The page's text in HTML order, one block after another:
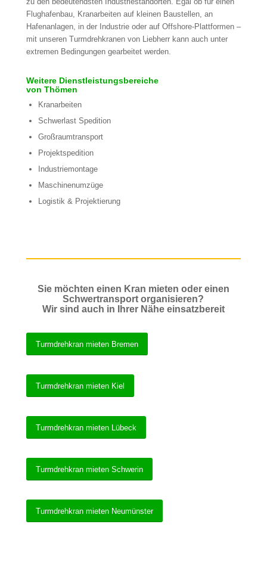
Flughafenbau, Kranarbeiten auf kleinen Baustellen, an
Hafenanlagen, in der Industrie oder auf Offshore-Plattformen –
mit unseren Turmdrehkranen von Liebherr kann auch unter
extremen Bedingungen gearbeitet werden.
Weitere Dienstleistungsbereiche
von Thömen
Kranarbeiten
Schwerlast Spedition
Großraumtransport
Projektspedition
Industriemontage
Maschinenumzüge
Logistik & Projektierung
Sie möchten einen Kran mieten oder einen
Schwertransport organisieren?
Wir sind auch in Ihrer Nähe einsatzbereit
Turmdrehkran mieten Bremen
Turmdrehkran mieten Kiel
Turmdrehkran mieten Lübeck
Turmdrehkran mieten Schwerin
Turmdrehkran mieten Neumünster